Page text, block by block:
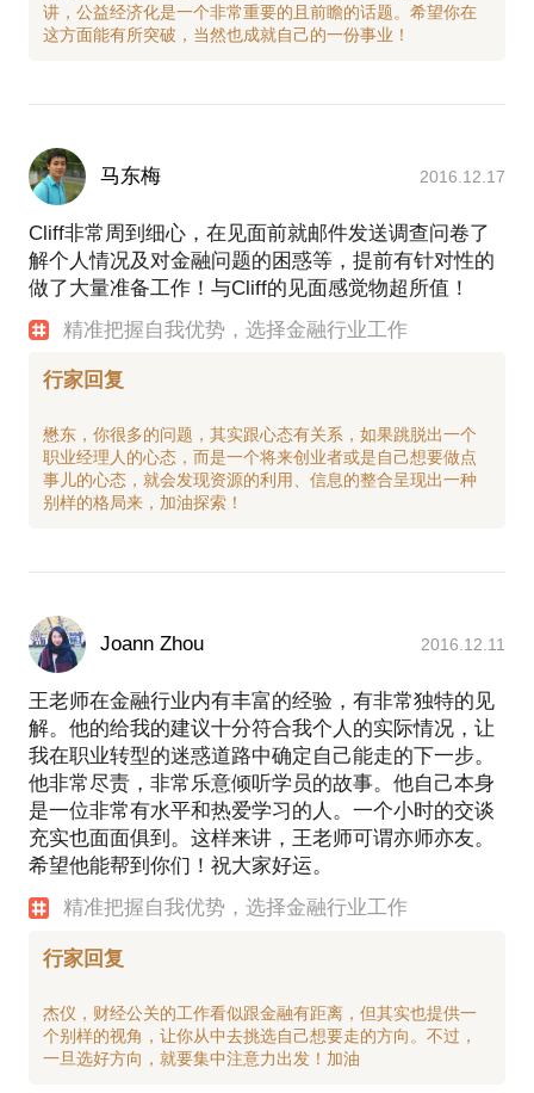
讲，公益经济化是一个非常重要的且前瞻的话题。希望你在
马东梅 2016.12.17
Cliff非常周到细心，在见面前就邮件发送调查问卷了
解个人情况及对金融问题的困惑等，提前有针对性的
做了大量准备工作！与Cliff的见面感觉物超所值！
精准把握自我优势，选择金融行业工作
行家回复
懋东，你很多的问题，其实跟心态有关系，如果跳脱出一个
职业经理人的心态，而是一个将来创业者或是自己想要做点
事儿的心态，就会发现资源的利用、信息的整合呈现出一种
Joann Zhou 2016.12.11
王老师在金融行业内有丰富的经验，有非常独特的见
解。他的给我的建议十分符合我个人的实际情况，让
我在职业转型的迷惑道路中确定自己能走的下一步。
他非常尽责，非常乐意倾听学员的故事。他自己本身
是一位非常有水平和热爱学习的人。一个小时的交谈
充实也面面俱到。这样来讲，王老师可谓亦师亦友。
希望他能帮到你们！祝大家好运。
精准把握自我优势，选择金融行业工作
行家回复
杰仪，财经公关的工作看似跟金融有距离，但其实也提供一
个别样的视角，让你从中去挑选自己想要走的方向。不过，